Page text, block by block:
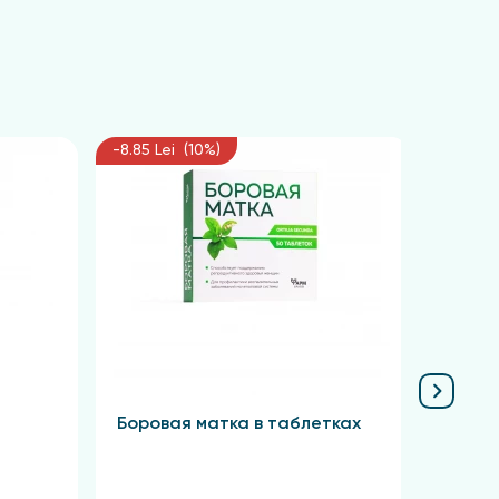
-8.85 Lei (10%)
Боровая матка в таблетках